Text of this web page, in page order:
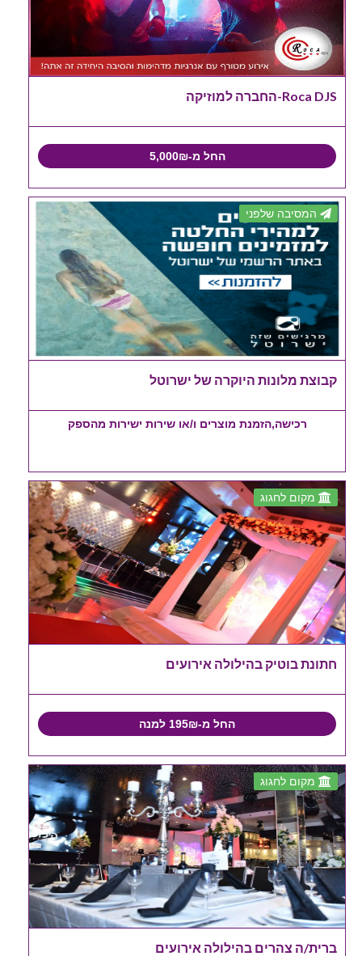
Roca DJS-החברה למוזיקה
החל מ-5,000₪
המסיבה שלפני
קבוצת מלונות היוקרה של ישרוטל
רכישה,הזמנת מוצרים ו/או שירות ישירות מהספק
מקום לחגוג
חתונת בוטיק בהילולה אירועים
החל מ-195₪ למנה
מקום לחגוג
ברית/ה צהרים בהילולה אירועים